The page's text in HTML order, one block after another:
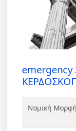
Νομική Μορφή